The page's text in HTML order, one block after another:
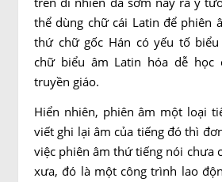
thể dùng chữ cái Latin để phiên
thứ chữ gốc Hán có yếu tố
chữ biểu âm Latin hóa dễ học
truyền giáo.
Hiển nhiên, phiên âm một loại
viết ghi lại âm của tiếng đó thì
việc phiên âm thứ tiếng nói chưa
xưa, đó là một công trình lao